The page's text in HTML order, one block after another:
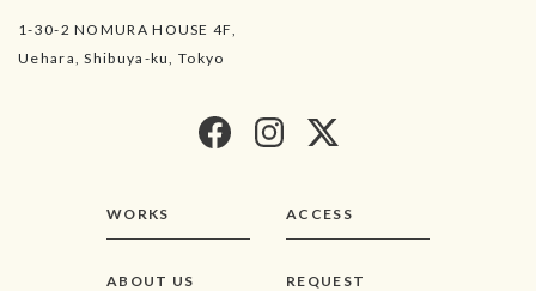
1-30-2 NOMURA HOUSE 4F,
Uehara, Shibuya-ku, Tokyo
WORKS
ABOUT US
ACCESS
REQUEST